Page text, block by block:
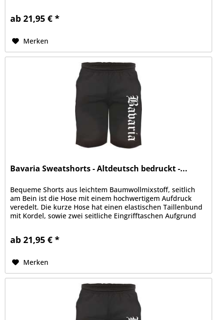
ab 21,95 € *
Merken
Bavaria Sweatshorts - Altdeutsch bedruckt -...
Bequeme Shorts aus leichtem Baumwollmixstoff, seitlich
am Bein ist die Hose mit einem hochwertigem Aufdruck
veredelt. Die kurze Hose hat einen elastischen Taillenbund
mit Kordel, sowie zwei seitliche Eingrifftaschen Aufgrund
ab 21,95 € *
Merken